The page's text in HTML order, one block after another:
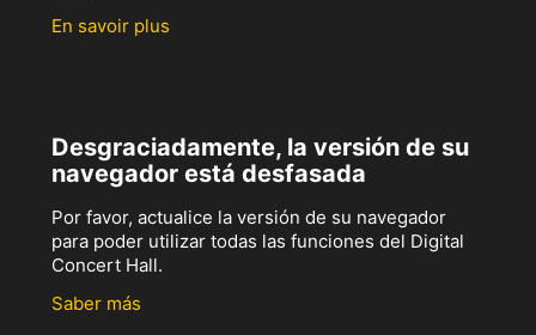
En savoir plus
Desgraciadamente, la versión de su
navegador está desfasada
Por favor, actualice la versión de su navegador
para poder utilizar todas las funciones del Digital
Concert Hall.
Saber más